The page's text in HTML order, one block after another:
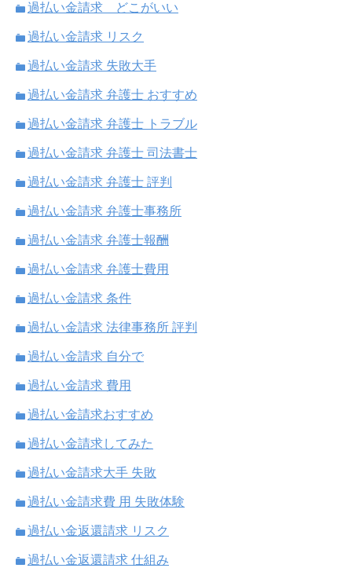
過払い金請求 どこがいい
過払い金請求 リスク
過払い金請求 失敗大手
過払い金請求 弁護士 おすすめ
過払い金請求 弁護士 トラブル
過払い金請求 弁護士 司法書士
過払い金請求 弁護士 評判
過払い金請求 弁護士事務所
過払い金請求 弁護士報酬
過払い金請求 弁護士費用
過払い金請求 条件
過払い金請求 法律事務所 評判
過払い金請求 自分で
過払い金請求 費用
過払い金請求おすすめ
過払い金請求してみた
過払い金請求大手 失敗
過払い金請求費 用 失敗体験
過払い金返還請求 リスク
過払い金返還請求 仕組み